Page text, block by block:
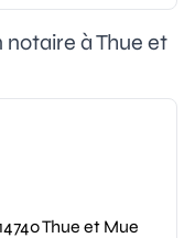
notaire à Thue et
Thue et Mue